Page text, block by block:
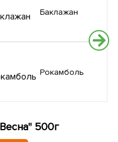
Баклажан
Рокамболь
500г